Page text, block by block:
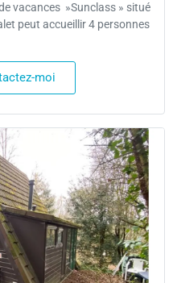
vacances »Sunclass » situé
peut accueillir 4 personnes
moi